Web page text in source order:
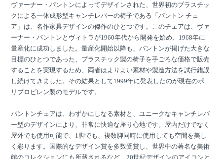
ヴァーナー・パントンによってデザインされた、世界初のプラスチッ
クによる一体成形型キャンチレバーの椅子である「パントン チェ
ア」は、名作家具デザインの傑作のひとつです。このチェアは、ヴァ
ーナー・パントンとヴィトラが1960年代から開発を始め、1968年に
量産化に成功しました。量産化開始以降も、パントンが掲げた大きな
目標のひとつであった、プラスチック製の椅子を手ごろな価格で販売
することを実現するため、両者はよりよい素材や製造方法を試行錯誤
し続けてきました。その結果として1999年に発表したのが現在のポ
リプロピレン製のモデルです。
パントンチェアは、わずかにしなる素材と、ユニークなキャンチレバ
ー型のデザインにより、非常に快適な座り心地です。屋内だけでなく
屋外でも使用可能で、1脚でも、複数脚同時に使用しても空間を美し
く彩ります。国際的なデザイン賞を多数受賞し、世界中の著名な美術
館のコレクションにも所蔵されるなど、20世紀デザインのアイコンと